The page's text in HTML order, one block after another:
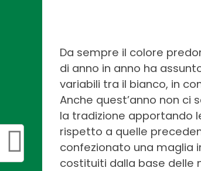
Da sempre il colore
di anno in anno ha
variabili tra il bianco, in
Anche quest’anno non ci
la tradizione apportando
rispetto a quelle
confezionato una maglia
costituiti dalla base delle